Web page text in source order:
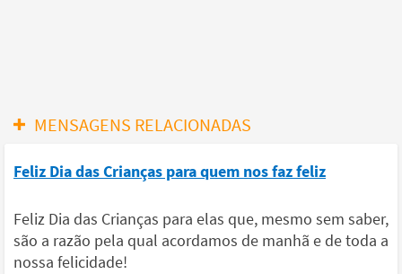
MENSAGENS RELACIONADAS
Feliz Dia das Crianças para quem nos faz feliz
Feliz Dia das Crianças para elas que, mesmo sem saber,
são a razão pela qual acordamos de manhã e de toda a
nossa felicidade!